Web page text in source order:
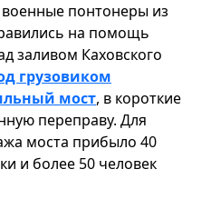
понтонеры из
на помощь
заливом Каховского
грузовиком
мост, в короткие
переправу. Для
моста прибыло 40
и более 50 человек